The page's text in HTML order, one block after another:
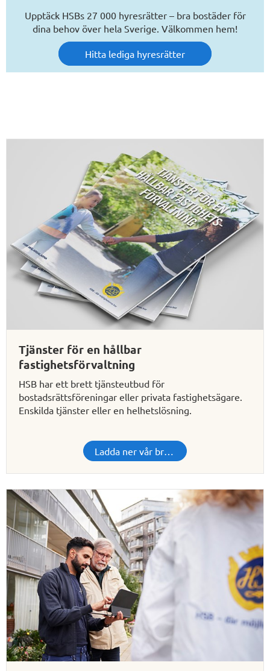
Upptäck HSBs 27 000 hyresrätter – bra bostäder för
dina behov över hela Sverige. Välkommen hem!
Hitta lediga hyresrätter
Tjänster för en hållbar
fastighetsförvaltning
HSB har ett brett tjänsteutbud för
bostadsrättsföreningar eller privata fastighetsägare.
Enskilda tjänster eller en helhetslösning.
Ladda ner vår broschyr